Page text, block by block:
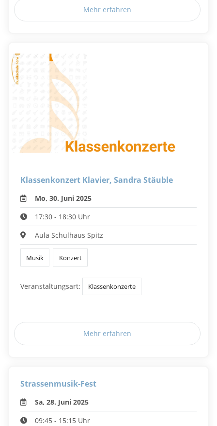
Mehr erfahren
Klassenkonzert Klavier, Sandra Stäuble
Mo, 30. Juni 2025
17:30 - 18:30 Uhr
Aula Schulhaus Spitz
Musik Konzert
Veranstaltungsart: Klassenkonzerte
Mehr erfahren
Strassenmusik-Fest
Sa, 28. Juni 2025
09:45 - 15:15 Uhr